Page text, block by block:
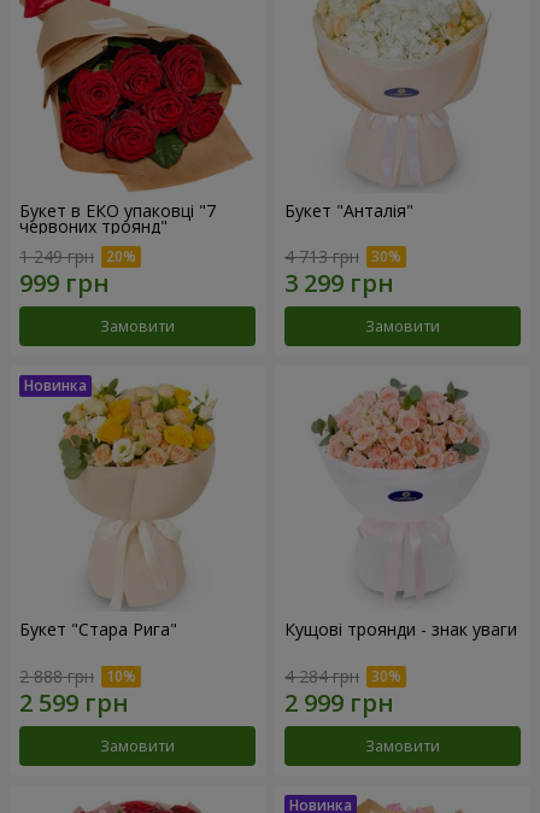
Букет в ЕКО упаковці "7
червоних троянд"
1 249 грн
Замовити
Букет "Анталія"
4 713 грн
Замовити
Букет "Стара Рига"
2 888 грн
Замовити
Кущові троянди - знак уваги
4 284 грн
Замовити